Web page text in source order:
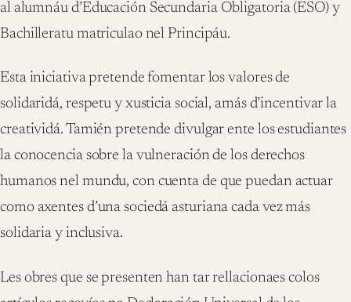
al alumnáu d’Educación Secundaria Obligatoria (ESO) y
Bachilleratu matriculao nel Principáu.
Esta iniciativa pretende fomentar los valores de
solidaridá, respetu y xusticia social, amás d’incentivar la
creatividá. Tamién pretende divulgar ente los estudiantes
la conocencia sobre la vulneración de los derechos
humanos nel mundu, con cuenta de que puedan actuar
como axentes d’una sociedá asturiana cada vez más
solidaria y inclusiva.
Les obres que se presenten han tar rellacionaes colos